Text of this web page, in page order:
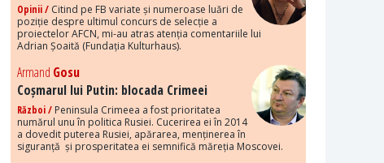
Opinii / Citind pe FB variate și numeroase luări de
poziție despre ultimul concurs de selecție a
proiectelor AFCN, mi-au atras atenția comentariile lui
Adrian Șoaită (Fundația Kulturhaus).
Armand Gosu
Coșmarul lui Putin: blocada Crimeei
Război / Peninsula Crimeea a fost prioritatea
numărul unu în politica Rusiei. Cucerirea ei în 2014
a dovedit puterea Rusiei, apărarea, menținerea în
siguranță și prosperitatea ei semnifică măreția Moscovei.